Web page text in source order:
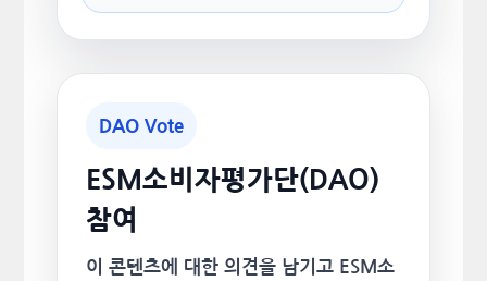
DAO Vote
ESM소비자평가단(DAO)
참여
이 콘텐츠에 대한 의견을 남기고 ESM소